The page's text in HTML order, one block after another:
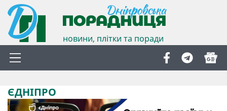
новини, плітки та поради
ЄДНІПРО